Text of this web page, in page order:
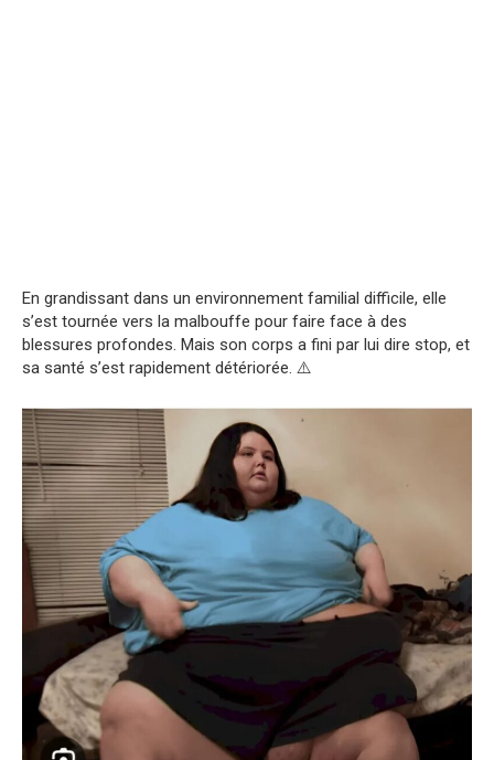
En grandissant dans un environnement familial difficile, elle
s’est tournée vers la malbouffe pour faire face à des
blessures profondes. Mais son corps a fini par lui dire stop, et
sa santé s’est rapidement détériorée. ⚠️